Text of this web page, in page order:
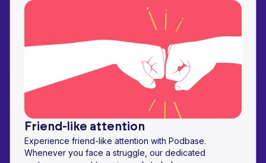
Friend-like attention
Experience friend-like attention with Podbase.
Whenever you face a struggle, our dedicated